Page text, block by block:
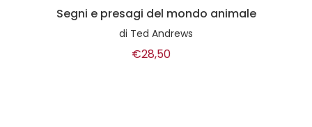
Segni e presagi del mondo animale
di Ted Andrews
€28,50